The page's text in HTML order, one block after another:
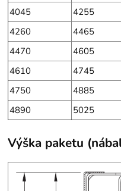
4045
4255
4260
4465
4470
4605
4610
4745
4750
4885
4890
5025
Výška paketu